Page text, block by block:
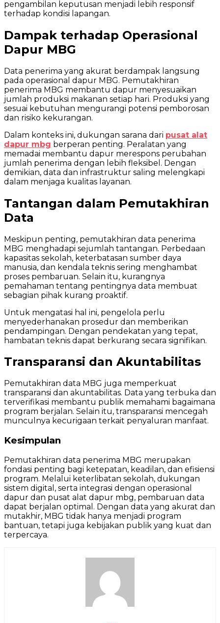
pengambilan keputusan menjadi lebih responsif
terhadap kondisi lapangan.
Dampak terhadap Operasional
Dapur MBG
Data penerima yang akurat berdampak langsung
pada operasional dapur MBG. Pemutakhiran
penerima MBG membantu dapur menyesuaikan
jumlah produksi makanan setiap hari. Produksi yang
sesuai kebutuhan mengurangi potensi pemborosan
dan risiko kekurangan.
Dalam konteks ini, dukungan sarana dari pusat alat
dapur mbg berperan penting. Peralatan yang
memadai membantu dapur merespons perubahan
jumlah penerima dengan lebih fleksibel. Dengan
demikian, data dan infrastruktur saling melengkapi
dalam menjaga kualitas layanan.
Tantangan dalam Pemutakhiran
Data
Meskipun penting, pemutakhiran data penerima
MBG menghadapi sejumlah tantangan. Perbedaan
kapasitas sekolah, keterbatasan sumber daya
manusia, dan kendala teknis sering menghambat
proses pembaruan. Selain itu, kurangnya
pemahaman tentang pentingnya data membuat
sebagian pihak kurang proaktif.
Untuk mengatasi hal ini, pengelola perlu
menyederhanakan prosedur dan memberikan
pendampingan. Dengan pendekatan yang tepat,
hambatan teknis dapat berkurang secara signifikan.
Transparansi dan Akuntabilitas
Pemutakhiran data MBG juga memperkuat
transparansi dan akuntabilitas. Data yang terbuka dan
terverifikasi membantu publik memahami bagaimana
program berjalan. Selain itu, transparansi mencegah
munculnya kecurigaan terkait penyaluran manfaat.
Kesimpulan
Pemutakhiran data penerima MBG merupakan
fondasi penting bagi ketepatan, keadilan, dan efisiensi
program. Melalui keterlibatan sekolah, dukungan
sistem digital, serta integrasi dengan operasional
dapur dan pusat alat dapur mbg, pembaruan data
dapat berjalan optimal. Dengan data yang akurat dan
mutakhir, MBG tidak hanya menjadi program
bantuan, tetapi juga kebijakan publik yang kuat dan
terpercaya.